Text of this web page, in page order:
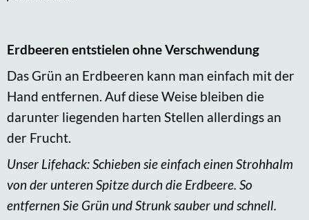
Erdbeeren entstielen ohne Verschwendung
Das Grün an Erdbeeren kann man einfach mit der
Hand entfernen. Auf diese Weise bleiben die
darunter liegenden harten Stellen allerdings an
der Frucht.
Unser Lifehack: Schieben sie einfach einen Strohhalm
von der unteren Spitze durch die Erdbeere. So
entfernen Sie Grün und Strunk sauber und schnell.